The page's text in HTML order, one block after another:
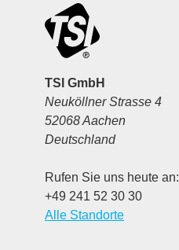
TSI GmbH
Neuköllner Strasse 4
52068 Aachen
Deutschland
Rufen Sie uns heute an:
+49 241 52 30 30
Alle Standorte